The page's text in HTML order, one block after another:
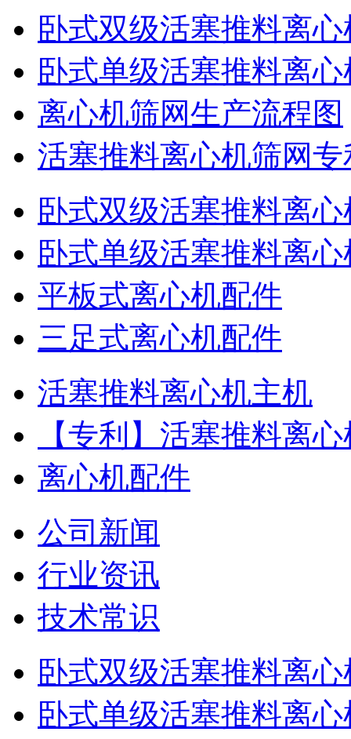
卧式双级活塞推料离
卧式单级活塞推料离
离心机筛网生产流程图
活塞推料离心机筛网
卧式双级活塞推料离
卧式单级活塞推料离
平板式离心机配件
三足式离心机配件
活塞推料离心机主机
【专利】活塞推料离
离心机配件
公司新闻
行业资讯
技术常识
卧式双级活塞推料离
卧式单级活塞推料离